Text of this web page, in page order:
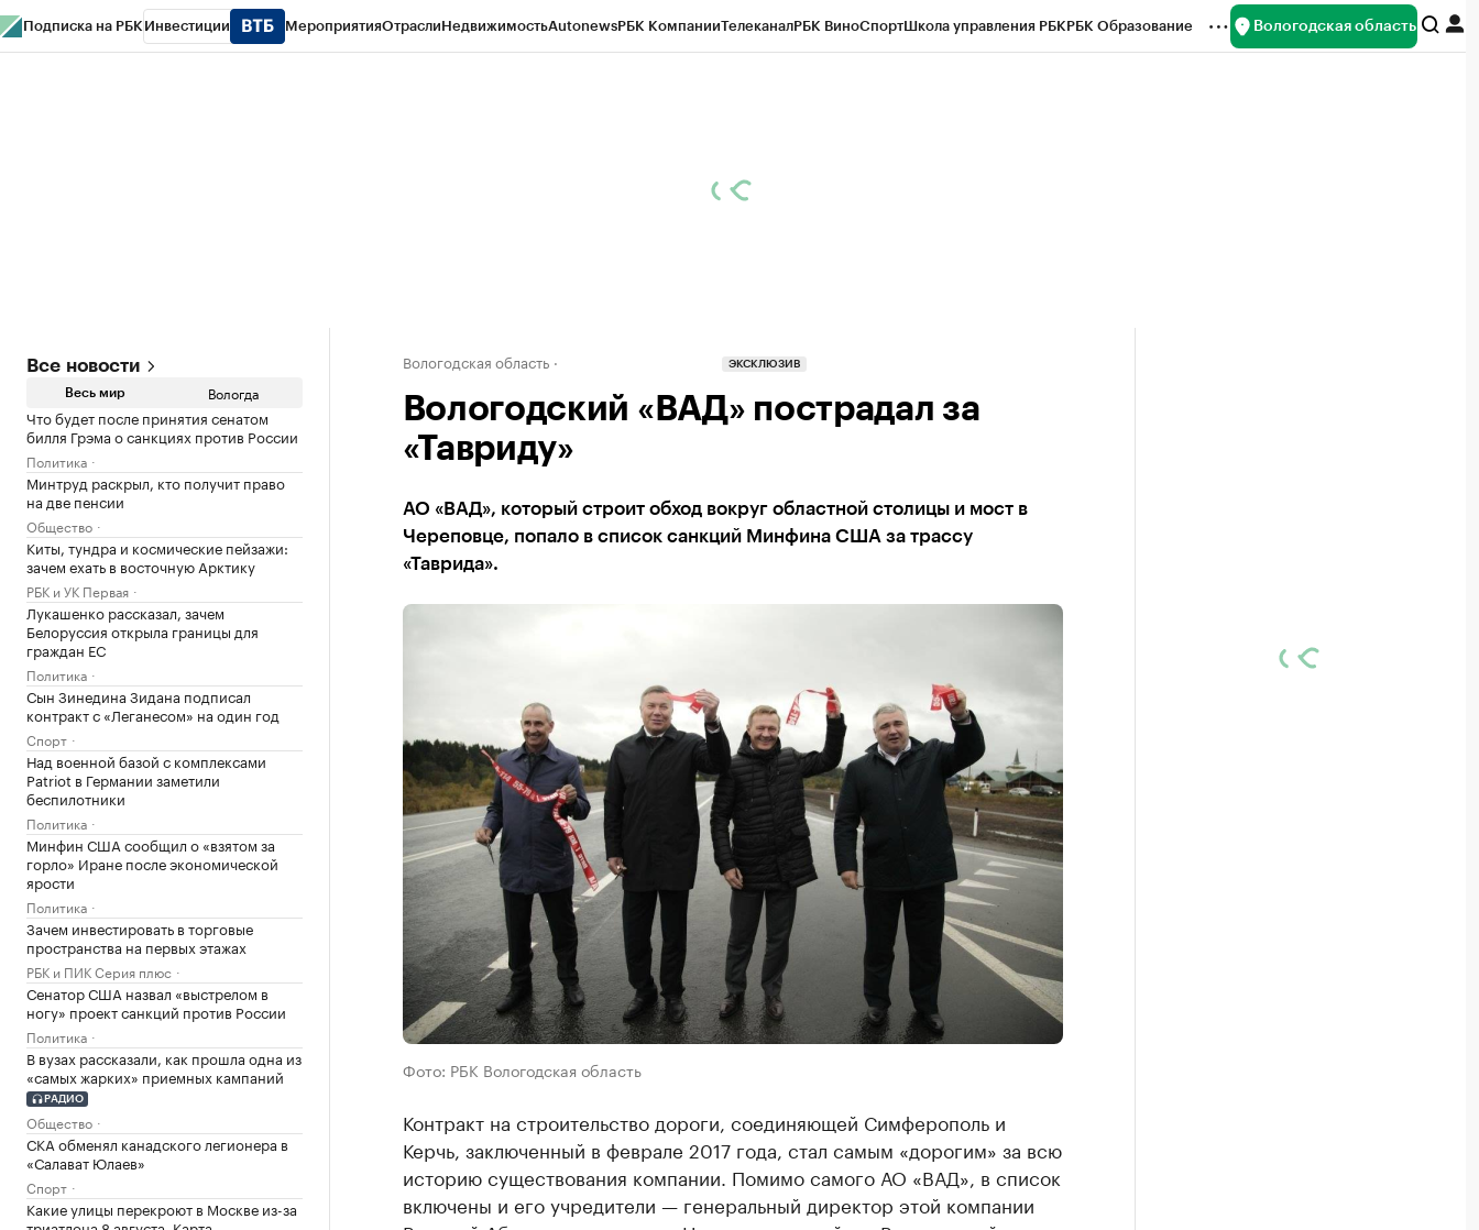
Подписка на РБК Инвестиции МероприятияОтраслиНедвижимостьAutonewsРБК КомпанииТелеканалРБК ВиноСпортШкола управления РБКРБК Образование Вологодская область
Все новости
Весь мир Вологда
Что будет после принятия сенатом
билля Грэма о санкциях против России
Политика
Минтруд раскрыл, кто получит право
на две пенсии
Общество
Киты, тундра и космические пейзажи:
зачем ехать в восточную Арктику
РБК и УК Первая
Лукашенко рассказал, зачем
Белоруссия открыла границы для
граждан ЕС
Политика
Сын Зинедина Зидана подписал
контракт с «Леганесом» на один год
Спорт
Над военной базой с комплексами
Patriot в Германии заметили
беспилотники
Политика
Минфин США сообщил о «взятом за
горло» Иране после экономической
ярости
Политика
Зачем инвестировать в торговые
пространства на первых этажах
РБК и ПИК Серия плюс
Сенатор США назвал «выстрелом в
ногу» проект санкций против России
Политика
В вузах рассказали, как прошла одна из
«самых жарких» приемных кампаний
РАДИО
Общество
СКА обменял канадского легионера в
«Салават Юлаев»
Спорт
Какие улицы перекроют в Москве из-за
Вологодская область ЭКСКЛЮЗИВ
Вологодский «ВАД» пострадал за
«Тавриду»
АО «ВАД», который строит обход вокруг областной столицы и мост в
Череповце, попало в список санкций Минфина США за трассу
«Таврида».
Фото: РБК Вологодская область
Контракт на строительство дороги, соединяющей Симферополь и
Керчь, заключенный в феврале 2017 года, стал самым «дорогим» за всю
историю существования компании. Помимо самого АО «ВАД», в список
включены и его учредители — генеральный директор этой компании